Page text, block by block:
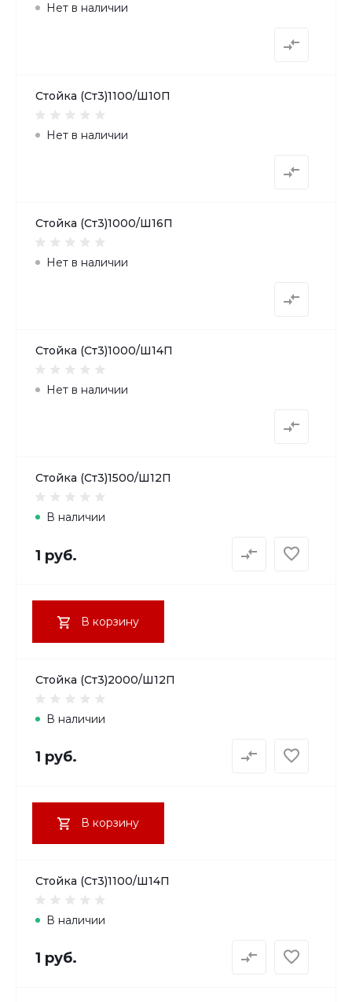
Нет в наличии
Стойка (Ст3)1100/Ш10П
Нет в наличии
Стойка (Ст3)1000/Ш16П
Нет в наличии
Стойка (Ст3)1000/Ш14П
Нет в наличии
Стойка (Ст3)1500/Ш12П
В наличии
1 руб.
В корзину
Стойка (Ст3)2000/Ш12П
В наличии
1 руб.
В корзину
Стойка (Ст3)1100/Ш14П
В наличии
1 руб.